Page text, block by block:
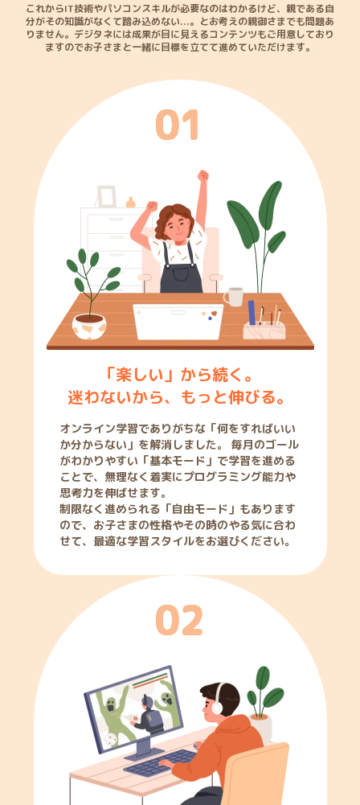
これからIT技術やパソコンスキルが必要なのはわかるけど、親である自
分がその知識がなくて踏み込めない...。 とお考えの親御さまでも問題あ
りません。デジタネには成果が目に見えるコンテンツもご用意しており
ますのでお子さまと一緒に目標を立てて進めていただけます。
01
「楽しい」から続く。
迷わないから、もっと伸びる。
オンライン学習でありがちな「何をすればいい
か分からない」を解消しました。 毎月のゴール
がわかりやすい「基本モード」で学習を進める
ことで、無理なく着実にプログラミング能力や
思考力を伸ばせます。
制限なく進められる「自由モード」もあります
ので、お子さまの性格やその時のやる気に合わ
せて、最適な学習スタイルをお選びください。
02